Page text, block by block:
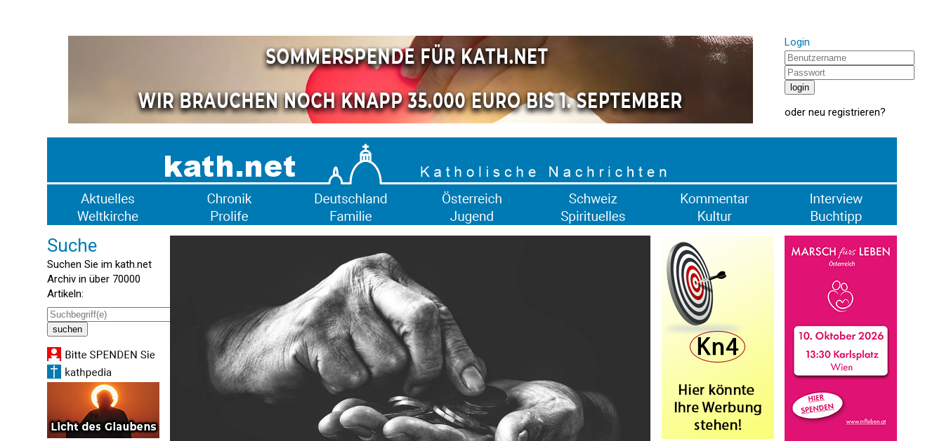
Login
oder neu registrieren?
Suche
Suchen Sie im kath.net
Archiv in über 70000
Artikeln: